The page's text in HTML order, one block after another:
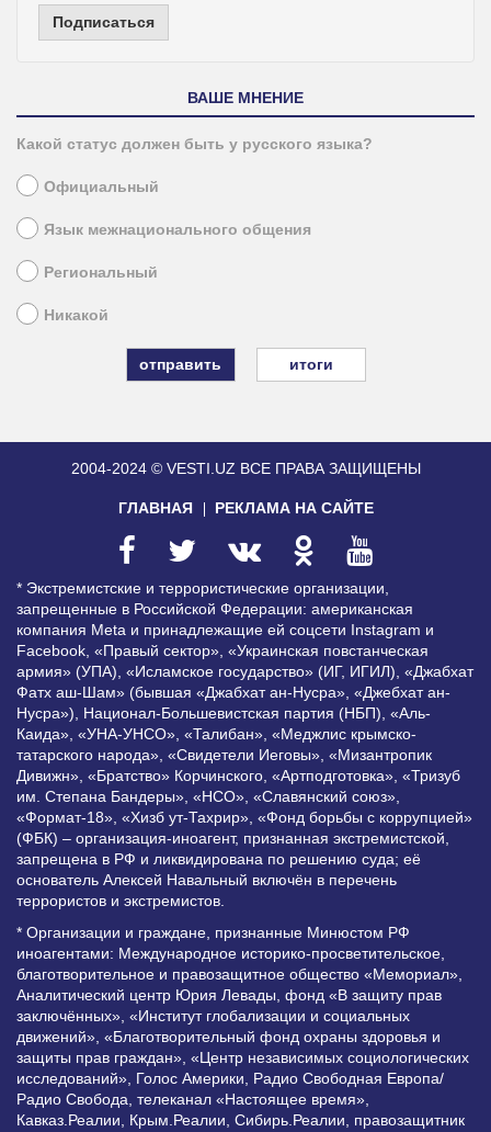
Подписаться
ВАШЕ МНЕНИЕ
Какой статус должен быть у русского языка?
Официальный
Язык межнационального общения
Региональный
Никакой
итоги
2004-2024 © VESTI.UZ ВСЕ ПРАВА ЗАЩИЩЕНЫ
ГЛАВНАЯ РЕКЛАМА НА САЙТЕ
* Экстремистские и террористические организации,
запрещенные в Российской Федерации: американская
компания Meta и принадлежащие ей соцсети Instagram и
Facebook, «Правый сектор», «Украинская повстанческая
армия» (УПА), «Исламское государство» (ИГ, ИГИЛ), «Джабхат
Фатх аш-Шам» (бывшая «Джабхат ан-Нусра», «Джебхат ан-
Нусра»), Национал-Большевистская партия (НБП), «Аль-
Каида», «УНА-УНСО», «Талибан», «Меджлис крымско-
татарского народа», «Свидетели Иеговы», «Мизантропик
Дивижн», «Братство» Корчинского, «Артподготовка», «Тризуб
им. Степана Бандеры», «НСО», «Славянский союз»,
«Формат-18», «Хизб ут-Тахрир», «Фонд борьбы с коррупцией»
(ФБК) – организация-иноагент, признанная экстремистской,
запрещена в РФ и ликвидирована по решению суда; её
основатель Алексей Навальный включён в перечень
террористов и экстремистов.
* Организации и граждане, признанные Минюстом РФ
иноагентами: Международное историко-просветительское,
благотворительное и правозащитное общество «Мемориал»,
Аналитический центр Юрия Левады, фонд «В защиту прав
заключённых», «Институт глобализации и социальных
движений», «Благотворительный фонд охраны здоровья и
защиты прав граждан», «Центр независимых социологических
исследований», Голос Америки, Радио Свободная Европа/
Радио Свобода, телеканал «Настоящее время»,
Кавказ.Реалии, Крым.Реалии, Сибирь.Реалии, правозащитник